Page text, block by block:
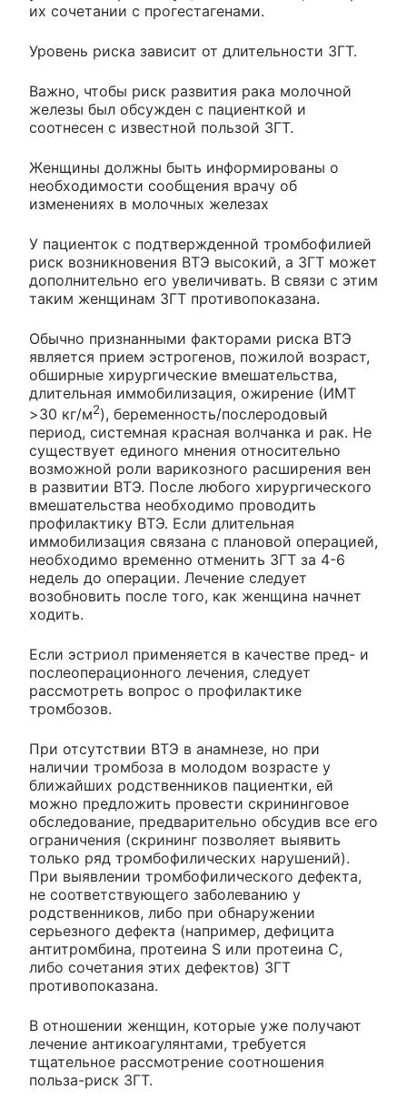
их сочетании с прогестагенами.
Уровень риска зависит от длительности ЗГТ.
Важно, чтобы риск развития рака молочной
железы был обсужден с пациенткой и
соотнесен с известной пользой ЗГТ.
Женщины должны быть информированы о
необходимости сообщения врачу об
изменениях в молочных железах
У пациенток с подтвержденной тромбофилией
риск возникновения ВТЭ высокий, а ЗГТ может
дополнительно его увеличивать. В связи с этим
таким женщинам ЗГТ противопоказана.
Обычно признанными факторами риска ВТЭ
является прием эстрогенов, пожилой возраст,
обширные хирургические вмешательства,
длительная иммобилизация, ожирение (ИМТ
>30 кг/м2), беременность/послеродовый
период, системная красная волчанка и рак. Не
существует единого мнения относительно
возможной роли варикозного расширения вен
в развитии ВТЭ. После любого хирургического
вмешательства необходимо проводить
профилактику ВТЭ. Если длительная
иммобилизация связана с плановой операцией,
необходимо временно отменить ЗГТ за 4-6
недель до операции. Лечение следует
возобновить после того, как женщина начнет
ходить.
Если эстриол применяется в качестве пред- и
послеоперационного лечения, следует
рассмотреть вопрос о профилактике
тромбозов.
При отсутствии ВТЭ в анамнезе, но при
наличии тромбоза в молодом возрасте у
ближайших родственников пациентки, ей
можно предложить провести скрининговое
обследование, предварительно обсудив все его
ограничения (скрининг позволяет выявить
только ряд тромбофилических нарушений).
При выявлении тромбофилического дефекта,
не соответствующего заболеванию у
родственников, либо при обнаружении
серьезного дефекта (например, дефицита
антитромбина, протеина S или протеина С,
либо сочетания этих дефектов) ЗГТ
противопоказана.
В отношении женщин, которые уже получают
лечение антикоагулянтами, требуется
тщательное рассмотрение соотношения
польза-риск ЗГТ.